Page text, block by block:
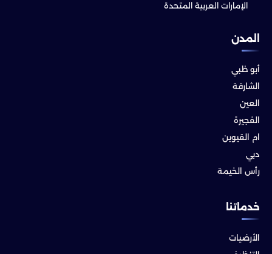
الإمارات العربية المتحدة
المدن
أبو ظبي
الشارقة
العين
الفجيرة
ام القيوين
دبي
رأس الخيمة
خدماتنا
الأرضيات